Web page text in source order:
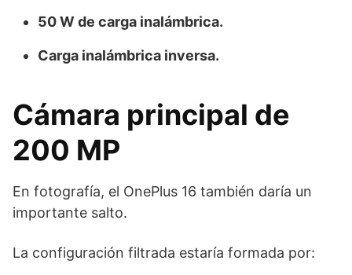
50 W de carga inalámbrica.
Carga inalámbrica inversa.
Cámara principal de
200 MP
En fotografía, el OnePlus 16 también daría un
importante salto.
La configuración filtrada estaría formada por: